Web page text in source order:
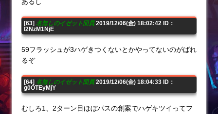
[63] 名無しのイゼット団員2019/12/06(金) 18:02:42 ID：
I2NzM1NjE
59フラッシュが3ハゲきつくないとかやってないのがばれ
るぞ
[64] 名無しのイゼット団員2019/12/06(金) 18:04:33 ID：
g0OTEyMjY
むしろ1、2ターン目ほぼパスの創案でハゲキツイってフ